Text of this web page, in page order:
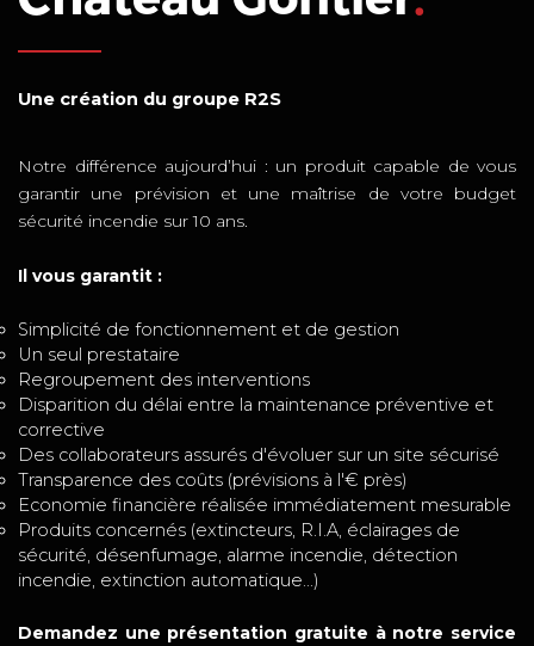
Une création du groupe R2S
Notre différence aujourd’hui : un produit capable de vous
garantir une prévision et une maîtrise de votre budget
sécurité incendie sur 10 ans.
Il vous garantit :
Simplicité de fonctionnement et de gestion
Un seul prestataire
Regroupement des interventions
Disparition du délai entre la maintenance préventive et
corrective
Des collaborateurs assurés d'évoluer sur un site sécurisé
Transparence des coûts (prévisions à l'€ près)
Economie financière réalisée immédiatement mesurable
Produits concernés (extincteurs, R.I.A, éclairages de
sécurité, désenfumage, alarme incendie, détection
incendie, extinction automatique...)
Demandez une présentation gratuite à notre service